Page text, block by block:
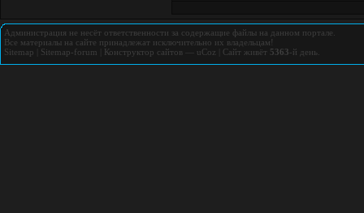
Администрация не несёт ответственности за содержащие файлы на данном портале.
Все материалы на сайте принадлежат исключительно их владельцам!
Sitemap
Sitemap-forum Конструктор сайтов uCoz Сайт живёт 5363-й день.